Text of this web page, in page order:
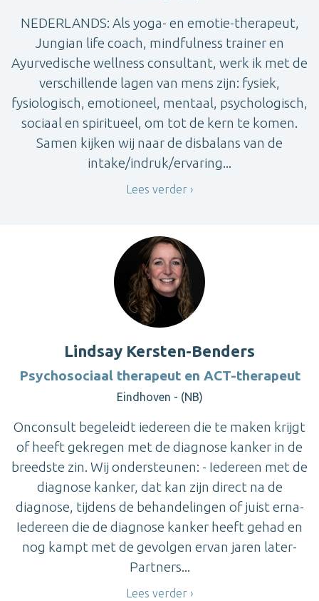
NEDERLANDS: Als yoga- en emotie-therapeut,
Jungian life coach, mindfulness trainer en
Ayurvedische wellness consultant, werk ik met de
verschillende lagen van mens zijn: fysiek,
fysiologisch, emotioneel, mentaal, psychologisch,
sociaal en spiritueel, om tot de kern te komen.
Samen kijken wij naar de disbalans van de
intake/indruk/ervaring...
Lees verder
Lindsay Kersten-Benders
Psychosociaal therapeut en ACT-therapeut
Eindhoven - (NB)
Onconsult begeleidt iedereen die te maken krijgt
of heeft gekregen met de diagnose kanker in de
breedste zin. Wij ondersteunen: - Iedereen met de
diagnose kanker, dat kan zijn direct na de
diagnose, tijdens de behandelingen of juist erna-
Iedereen die de diagnose kanker heeft gehad en
nog kampt met de gevolgen ervan jaren later-
Partners...
Lees verder